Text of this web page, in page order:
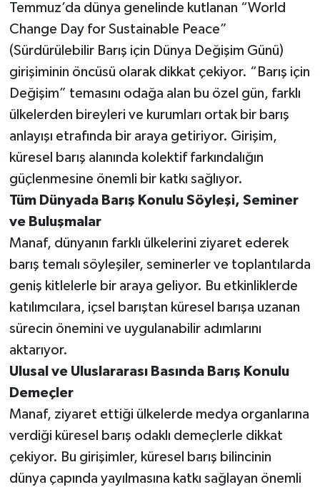
Temmuz’da dünya genelinde kutlanan “World
Change Day for Sustainable Peace”
(Sürdürülebilir Barış için Dünya Değişim Günü)
girişiminin öncüsü olarak dikkat çekiyor. “Barış için
Değişim” temasını odağa alan bu özel gün, farklı
ülkelerden bireyleri ve kurumları ortak bir barış
anlayışı etrafında bir araya getiriyor. Girişim,
küresel barış alanında kolektif farkındalığın
güçlenmesine önemli bir katkı sağlıyor.
Tüm Dünyada Barış Konulu Söyleşi, Seminer
ve Buluşmalar
Manaf, dünyanın farklı ülkelerini ziyaret ederek
barış temalı söyleşiler, seminerler ve toplantılarda
geniş kitlelerle bir araya geliyor. Bu etkinliklerde
katılımcılara, içsel barıştan küresel barışa uzanan
sürecin önemini ve uygulanabilir adımlarını
aktarıyor.
Ulusal ve Uluslararası Basında Barış Konulu
Demeçler
Manaf, ziyaret ettiği ülkelerde medya organlarına
verdiği küresel barış odaklı demeçlerle dikkat
çekiyor. Bu girişimler, küresel barış bilincinin
dünya çapında yayılmasına katkı sağlayan önemli